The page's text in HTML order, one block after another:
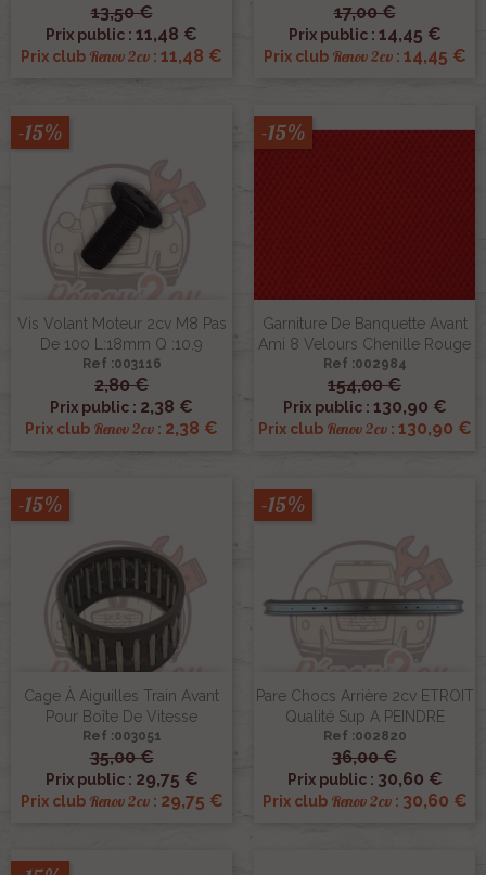
13,50 €
Prix public : 11,48 €
Prix club Renov 2cv : 11,48 €
17,00 €
Prix public : 14,45 €
Prix club Renov 2cv: 14,45 €
Vis Volant Moteur 2cv M8 Pas
De 100 L:18mm Q :10.9
Ref :003116
2,80 €
Prix public : 2,38 €
Prix club Renov 2cv : 2,38 €
-15%
Garniture De Banquette Avant
Ami 8 Velours Chenille Rouge
Ref :002984
154,00 €
Prix public : 130,90 €
Prix club Renov 2cv: 130,90 €
-15%
Cage À Aiguilles Train Avant
Pour Boîte De Vitesse
Ref :003051
35,00 €
Prix public : 29,75 €
Prix club Renov 2cv: 29,75 €
-15%
Pare Chocs Arrière 2cv ETROIT
Qualité Sup A PEINDRE
Ref :002820
36,00 €
Prix public : 30,60 €
Prix club Renov 2cv: 30,60 €
-15%